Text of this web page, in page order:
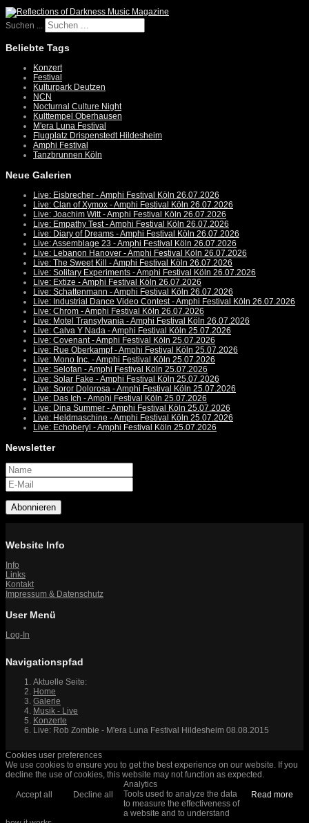
Suchen ...
Beliebte Tags
Konzert
Festival
Kulturpark Deutzen
NCN
Nocturnal Culture Night
Kulttempel Oberhausen
M'era Luna Festival
Flugplatz Drispenstedt Hildesheim
Amphi Festival
Tanzbrunnen Köln
Neue Galerien
Live: Eisbrecher - Amphi Festival Köln 26.07.2026
Live: Clan of Xymox - Amphi Festival Köln 26.07.2026
Live: Joachim Witt - Amphi Festival Köln 26.07.2026
Live: Empathy Test - Amphi Festival Köln 26.07.2026
Live: Diary of Dreams - Amphi Festival Köln 26.07.2026
Live: Assemblage 23 - Amphi Festival Köln 26.07.2026
Live: Lebanon Hanover - Amphi Festival Köln 26.07.2026
Live: The Sweet Kill - Amphi Festival Köln 26.07.2026
Live: Solitary Experiments - Amphi Festival Köln 26.07.2026
Live: Extize - Amphi Festival Köln 26.07.2026
Live: Schattenmann - Amphi Festival Köln 26.07.2026
Live: Industrial Dance Video Contest - Amphi Festival Köln 26.07.2026
Live: Chrom - Amphi Festival Köln 26.07.2026
Live: Motel Transylvania - Amphi Festival Köln 26.07.2026
Live: Calva Y Nada - Amphi Festival Köln 25.07.2026
Live: Covenant - Amphi Festival Köln 25.07.2026
Live: Rue Oberkampf - Amphi Festival Köln 25.07.2026
Live: Mono Inc. - Amphi Festival Köln 25.07.2026
Live: Selofan - Amphi Festival Köln 25.07.2026
Live: Solar Fake - Amphi Festival Köln 25.07.2026
Live: Soror Dolorosa - Amphi Festival Köln 25.07.2026
Live: Das Ich - Amphi Festival Köln 25.07.2026
Live: Dina Summer - Amphi Festival Köln 25.07.2026
Live: Heldmaschine - Amphi Festival Köln 25.07.2026
Live: Echoberyl - Amphi Festival Köln 25.07.2026
Newsletter
Abonnieren
Website Info
Info
Links
Kontakt
Impressum & Datenschutz
User Menü
Log-In
Navigationspfad
Aktuelle Seite:
Home
Galerie
Musik - Live
Konzerte
Live: Rob Zombie - M'era Luna Festival Hildesheim 08.08.2015
Cookies user preferences
We use cookies to ensure you to get the best experience on our website. If you
decline the use of cookies, this website may not function as expected.
Accept all Decline all Read more
Analytics
Tools used to analyze the data
to measure the effectiveness of
a website and to understand